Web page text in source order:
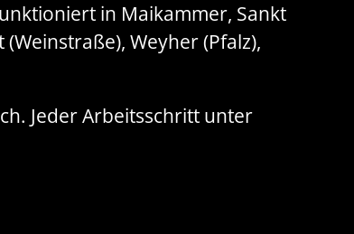
in Maikammer, Sankt
Weyher (Pfalz),
Jeder Arbeitsschritt unter